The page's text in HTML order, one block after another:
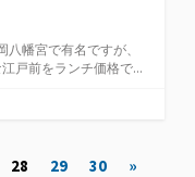
幡宮で有名ですが、
戸前をランチ価格で...
28 29 30 »